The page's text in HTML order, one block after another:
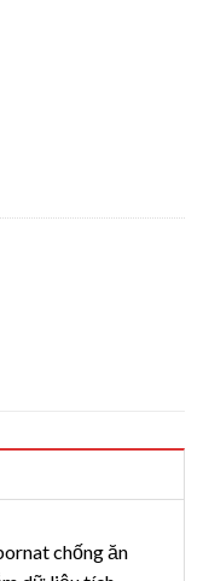
chống ăn